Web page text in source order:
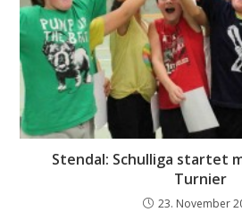
Stendal: Schulliga startet
Turnier
23. November